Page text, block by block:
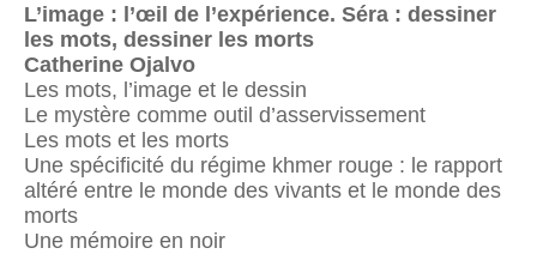
L’image : l’œil de l’expérience. Séra : dessiner
les mots, dessiner les morts
Catherine Ojalvo
Les mots, l’image et le dessin
Le mystère comme outil d’asservissement
Les mots et les morts
Une spécificité du régime khmer rouge : le rapport
altéré entre le monde des vivants et le monde des
morts
Une mémoire en noir